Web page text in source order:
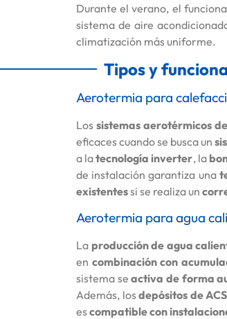
Durante el verano, el
sistema de aire
climatización más uniforme.
Tipos y
Aerotermia para
Los sistemas aerotérmicos
eficaces cuando se busca un
a latecnología inverter, la
de instalación garantiza una
existentessi se realiza un
Aerotermia para agua
La producción de agua
en combinación con
sistema seactiva de forma
Además, losdepósitos de
escompatible con